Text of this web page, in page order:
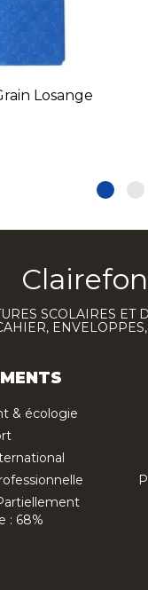
Losange
SCOLAIRES ET
& écologie
: 68%